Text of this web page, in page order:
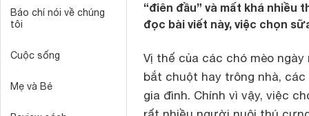
Báo chí nói về chúng
tôi
Cuộc sống
Mẹ và Bé
“điên đầu” và mất khá nhiều
đọc bài viết này, việc chọn
Vị thế của các chó mèo
bắt chuột hay trông nhà,
gia đình. Chính vì vậy, việc